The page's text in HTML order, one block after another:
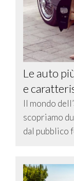
Le auto
e
Il mondo
scopriamo
dal pubblico